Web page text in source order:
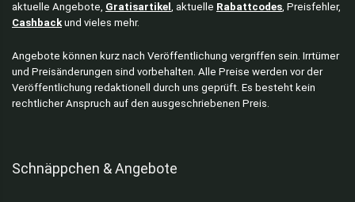
aktuelle Angebote, Gratisartikel , aktuelle Rabattcodes, Preisfehler,
Cashbackund vieles mehr.
Angebote können kurz nach Veröffentlichung vergriffen sein. Irrtümer
und Preisänderungen sind vorbehalten. Alle Preise werden vor der
Veröffentlichung redaktionell durch uns geprüft. Es besteht kein
rechtlicher Anspruch auf den ausgeschriebenen Preis.
Schnäppchen & Angebote